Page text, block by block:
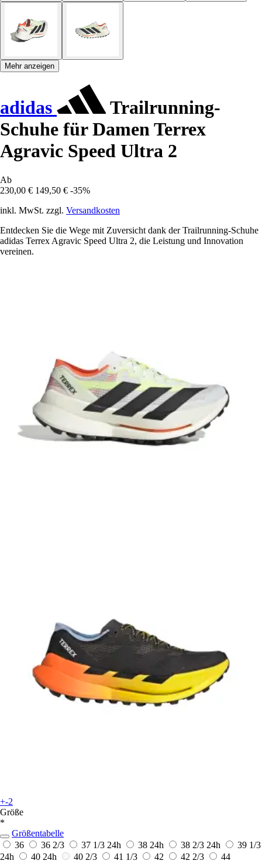
Mehr anzeigen
adidas
Trailrunning-
Schuhe für Damen Terrex
Agravic Speed Ultra 2
Ab
230,00 € 149,50 € -35%
inkl. MwSt. zzgl. Versandkosten
Entdecken Sie die Wege mit Zuversicht dank der Trailrunning-Schuhe
adidas Terrex Agravic Speed Ultra 2, die Leistung und Innovation
vereinen.
+-2
Größe
*
Größentabelle
36
36 2/3 37 1/3 24h 38 24h 38 2/3 24h
39 1/3
24h
40 24h 40 2/3 41 1/3 42 42 2/3
44